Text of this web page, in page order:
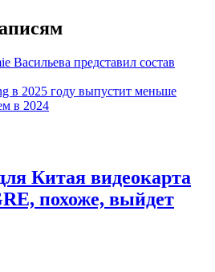
Васильева представил состав
в 2025 году выпустит меньше
в 2024
Китая видеокарта
похоже, выйдет